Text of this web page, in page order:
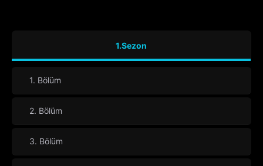
1.Sezon
1. Bölüm
2. Bölüm
3. Bölüm